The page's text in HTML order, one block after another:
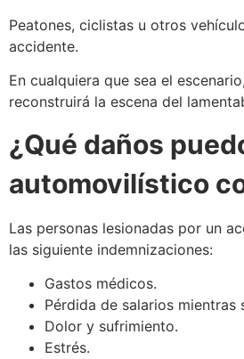
Peatones, ciclistas u otros
accidente.
En cualquiera que sea el
reconstruirá la escena del
¿Qué daños
automovilístico
Las personas lesionadas por un
las siguiente indemnizaciones:
Gastos médicos.
Pérdida de salarios mientras
Dolor y sufrimiento.
Estrés.